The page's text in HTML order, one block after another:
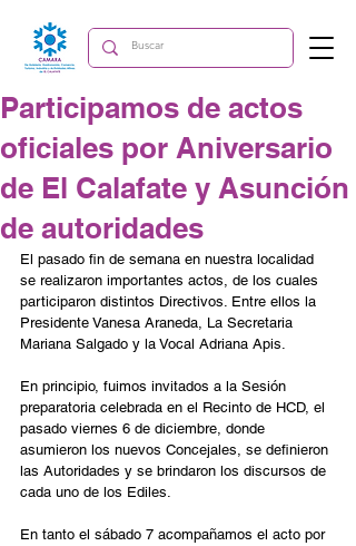
Participamos de actos
oficiales por Aniversario
de El Calafate y Asunción
de autoridades
El pasado fin de semana en nuestra localidad
se realizaron importantes actos, de los cuales
participaron distintos Directivos. Entre ellos la
Presidente Vanesa Araneda, La Secretaria
Mariana Salgado y la Vocal Adriana Apis.
En principio, fuimos invitados a la Sesión
preparatoria celebrada en el Recinto de HCD, el
pasado viernes 6 de diciembre, donde
asumieron los nuevos Concejales, se definieron
las Autoridades y se brindaron los discursos de
cada uno de los Ediles.
En tanto el sábado 7 acompañamos el acto por